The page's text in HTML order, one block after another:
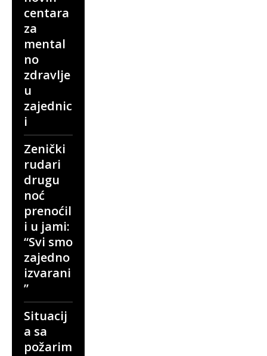
centara
za
mental
no
zdravlje
u
zajednic
i
Zenički
rudari
drugu
noć
prenoćil
i u jami:
“Svi smo
zajedno
izvarani
”
Situacij
a sa
požarim